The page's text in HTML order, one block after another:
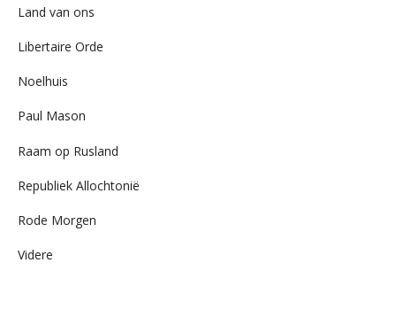
Land van ons
Libertaire Orde
Noelhuis
Paul Mason
Raam op Rusland
Republiek Allochtonië
Rode Morgen
Videre